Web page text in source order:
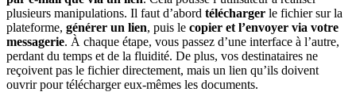
plusieurs manipulations. Il faut d’abord télécharger le fichier sur la
plateforme, générer un lien, puis le copier et l’envoyer via votre
messagerie. À chaque étape, vous passez d’une interface à l’autre,
perdant du temps et de la fluidité. De plus, vos destinataires ne
reçoivent pas le fichier directement, mais un lien qu’ils doivent
ouvrir pour télécharger eux-mêmes les documents.